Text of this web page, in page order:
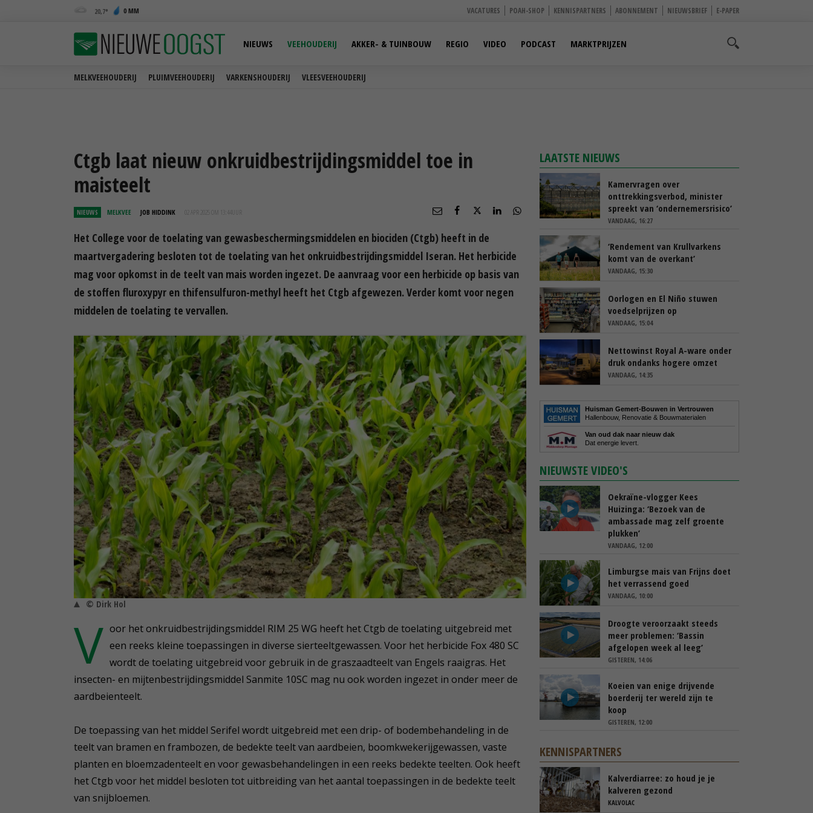
20,7 0 MM VACATURES POAH-SHOP KENNISPARTNERS ABONNEMENT NIEUWSBRIEF E-PAPER
MELKVEEHOUDERIJ PLUIMVEEHOUDERIJ VARKENSHOUDERIJ VLEESVEEHOUDERIJ
NIEUWS VEEHOUDERIJ AKKER- & TUINBOUW REGIO VIDEO PODCAST MARKTPRIJZEN
Ctgb laat nieuw onkruidbestrijdingsmiddel toe in
maisteelt
NIEUWS MELKVEE JOB HIDDINK 02 APR 2025 OM 13:44
Het College voor de toelating van gewasbeschermingsmiddelen en biociden (Ctgb) heeft in de
maartvergadering besloten tot de toelating van het onkruidbestrijdingsmiddel Iseran. Het herbicide
mag voor opkomst in de teelt van mais worden ingezet. De aanvraag voor een herbicide op basis van
de stoffen fluroxypyr en thifensulfuron-methyl heeft het Ctgb afgewezen. Verder komt voor negen
middelen de toelating te vervallen.
© Dirk Hol
V oor het onkruidbestrijdingsmiddel RIM 25 WG heeft het Ctgb de toelating uitgebreid met
een reeks kleine toepassingen in diverse sierteeltgewassen. Voor het herbicide Fox 480 SC
wordt de toelating uitgebreid voor gebruik in de graszaadteelt van Engels raaigras. Het
insecten- en mijtenbestrijdingsmiddel Sanmite 10SC mag nu ook worden ingezet in onder meer de
aardbeienteelt.
De toepassing van het middel Serifel wordt uitgebreid met een drip- of bodembehandeling in de
teelt van bramen en frambozen, de bedekte teelt van aardbeien, boomkwekerijgewassen, vaste
planten en bloemzadenteelt en voor gewasbehandelingen in een reeks bedekte teelten. Ook heeft
het Ctgb voor het middel besloten tot uitbreiding van het aantal toepassingen in de bedekte teelt
van snijbloemen.
LAATSTE NIEUWS
Kamervragen over
onttrekkingsverbod, minister
spreekt van ‘ondernemersrisico’
VANDAAG, 16:27
‘Rendement van Krullvarkens
komt van de overkant’
VANDAAG, 15:30
Oorlogen en El Niño stuwen
voedselprijzen op
VANDAAG, 15:04
Nettowinst Royal A-ware onder
druk ondanks hogere omzet
VANDAAG, 14:35
Huisman Gemert-Bouwen in Vertrouwen
Hallenbouw, Renovatie & Bouwmaterialen
Van oud dak naar nieuw dak
Dat energie levert.
NIEUWSTE VIDEO'S
Oekraïne-vlogger Kees
Huizinga: ‘Bezoek van de
ambassade mag zelf groente
plukken’
VANDAAG, 12:00
Limburgse mais van Frijns doet
het verrassend goed
VANDAAG, 10:00
Droogte veroorzaakt steeds
meer problemen: ‘Bassin
afgelopen week al leeg’
GISTEREN, 14:06
Koeien van enige drijvende
boerderij ter wereld zijn te
koop
GISTEREN, 12:00
KENNISPARTNERS
Kalverdiarree: zo houd je je
kalveren gezond
KALVOLAC